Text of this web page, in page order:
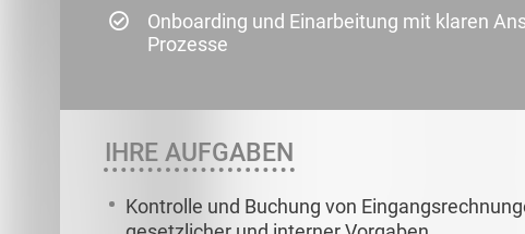
Onboarding und Einarbeitung mit klaren
Prozesse
IHRE AUFGABEN
Kontrolle und Buchung von